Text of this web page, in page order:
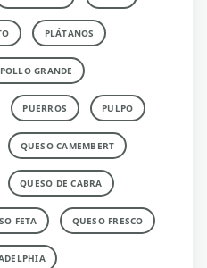
PLÁTANOS
POLLO GRANDE
PUERROS PULPO
QUESO CAMEMBERT
QUESO DE CABRA
FETA QUESO FRESCO